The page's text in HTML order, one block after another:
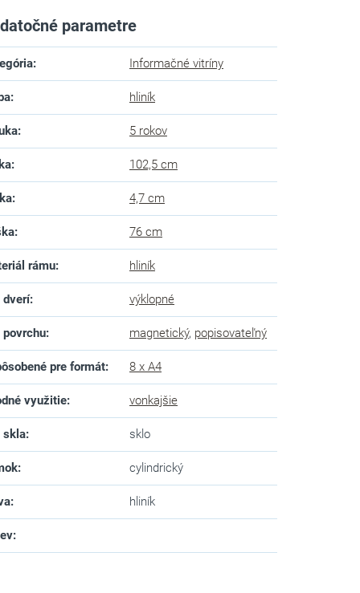
parametre
: Informačné vitríny
: hliník
: 5 rokov
: 102,5 cm
: 4,7 cm
: 76 cm
rámu: hliník
dverí: výklopné
povrchu: magnetický, popisovateľný
pre formát: 8 x A4
využitie: vonkajšie
skla: sklo
: cylindrický
: hliník
: